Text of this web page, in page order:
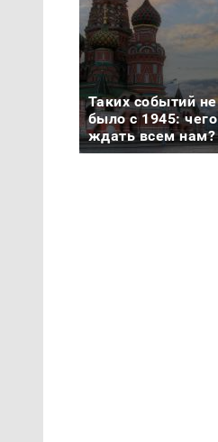
Таких событий не
было с 1945: чего
ждать всем нам?